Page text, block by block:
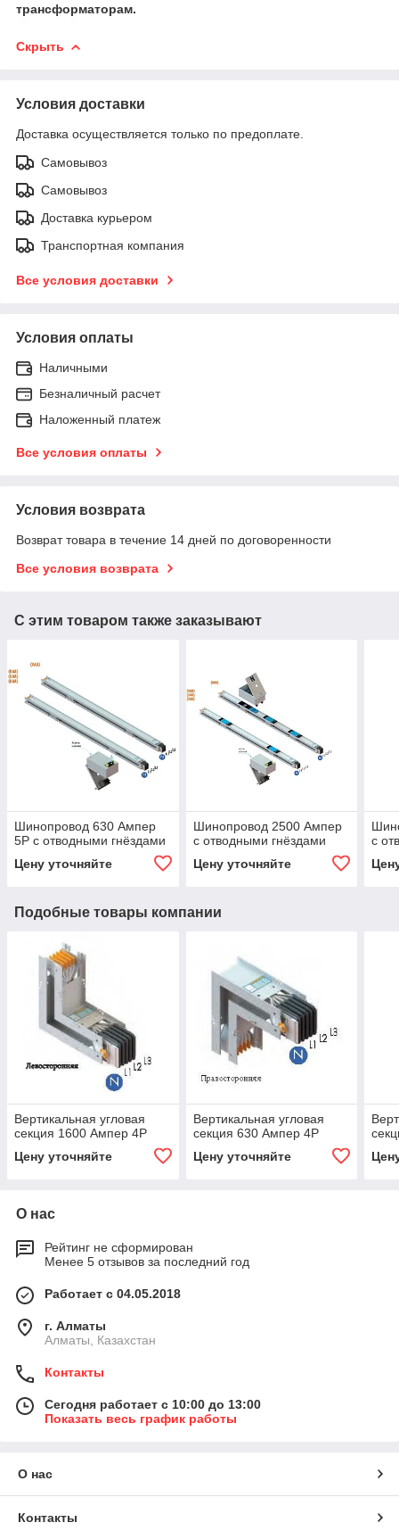
трансформаторам.
Скрыть
Условия доставки
Доставка осуществляется только по предоплате.
Самовывоз
Самовывоз
Доставка курьером
Транспортная компания
Все условия доставки
Условия оплаты
Наличными
Безналичный расчет
Наложенный платеж
Все условия оплаты
Условия возврата
Возврат товара в течение 14 дней по договоренности
Все условия возврата
С этим товаром также заказывают
Шинопровод 630 Ампер
5P с отводными гнёздами
Цену уточняйте
Шинопровод 2500 Ампер
с отводными гнёздами
Цену уточняйте
с
Подобные товары компании
Вертикальная угловая
секция 1600 Ампер 4Р
Цену уточняйте
Вертикальная угловая
секция 630 Ампер 4Р
Цену уточняйте
О нас
Рейтинг не сформирован
Менее 5 отзывов за последний год
Работает с 04.05.2018
г. Алматы
Алматы, Казахстан
Контакты
Сегодня работает с 10:00 до 13:00
Показать весь график работы
О нас
Контакты